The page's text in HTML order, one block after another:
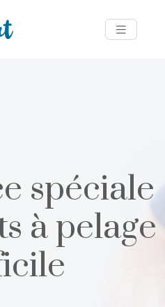
spéciale
à pelage